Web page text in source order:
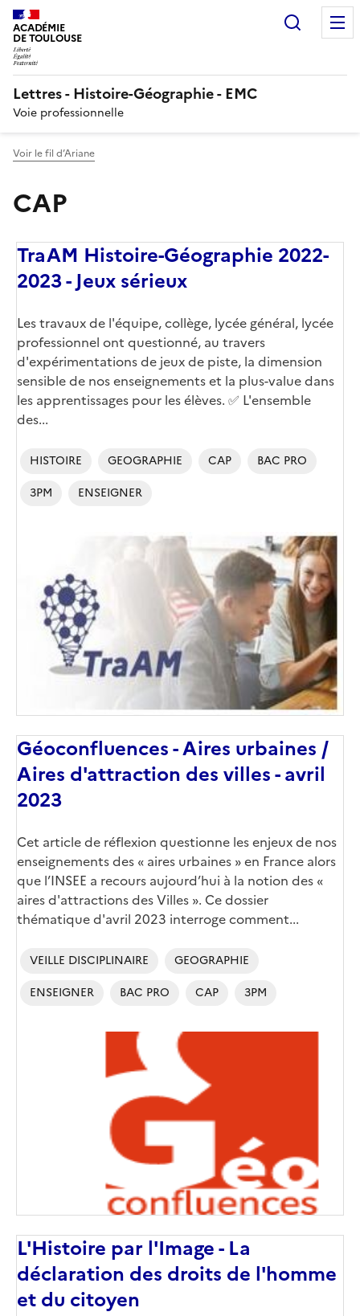
ACADÉMIE
DE TOULOUSE
Lettres - Histoire-Géographie - EMC
Voie professionnelle
Voir le fil d’Ariane
CAP
TraAM Histoire-Géographie 2022-
2023 - Jeux sérieux
Corps
Les travaux de l'équipe, collège, lycée général, lycée
professionnel ont questionné, au travers
d'expérimentations de jeux de piste, la dimension
sensible de nos enseignements et la plus-value dans
les apprentissages pour les élèves. ✅ L'ensemble
des...
HISTOIRE GEOGRAPHIE CAP
BAC PRO
3PM
ENSEIGNER
couverture
(conseillée)
Géoconfluences - Aires urbaines /
Aires d'attraction des villes - avril
2023
Corps
Cet article de réflexion questionne les enjeux de nos
enseignements des « aires urbaines » en France alors
que l’INSEE a recours aujourd’hui à la notion des «
aires d'attractions des Villes ». Ce dossier
thématique d'avril 2023 interroge comment...
VEILLE DISCIPLINAIRE
GEOGRAPHIE
ENSEIGNER
BAC PRO CAP 3PM
L'Histoire par l'Image - La
déclaration des droits de l'homme
et du citoyen